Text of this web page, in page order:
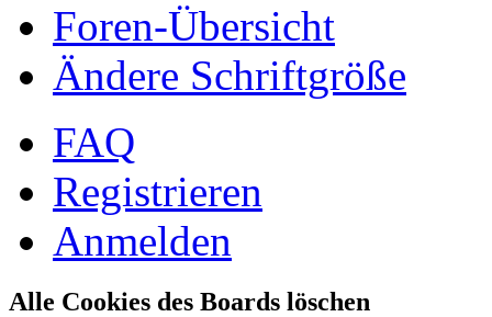
Foren-Übersicht
Ändere Schriftgröße
FAQ
Registrieren
Anmelden
Alle Cookies des Boards löschen